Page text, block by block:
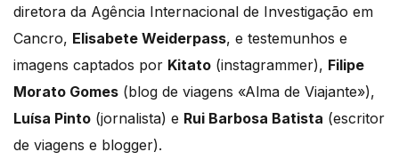
diretora da Agência Internacional de Investigação em
Cancro, Elisabete Weiderpass, e testemunhos e
imagens captados por Kitato (instagrammer), Filipe
Morato Gomes (blog de viagens «Alma de Viajante»),
Luísa Pinto (jornalista) e Rui Barbosa Batista (escritor
de viagens e blogger).